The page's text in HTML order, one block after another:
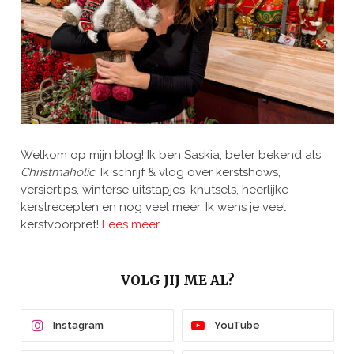
Welkom op mijn blog! Ik ben Saskia, beter bekend als
Christmaholic. Ik schrijf & vlog over kerstshows,
versiertips, winterse uitstapjes, knutsels, heerlijke
kerstrecepten en nog veel meer. Ik wens je veel
kerstvoorpret! Lees meer…
VOLG JIJ ME AL?
Instagram YouTube